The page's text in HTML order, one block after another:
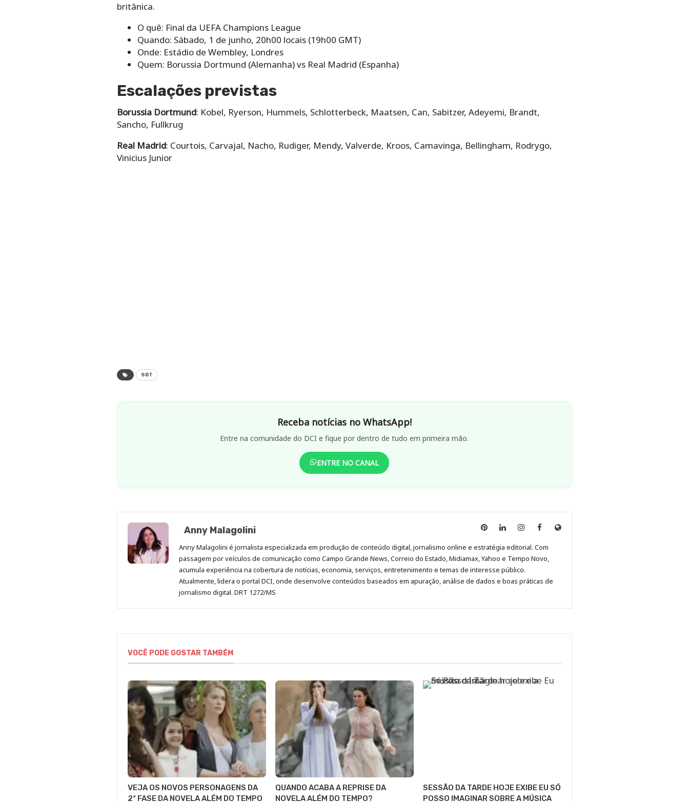
britânica.
O quê: Final da UEFA Champions League
Quando: Sábado, 1 de junho, 20h00 locais (19h00 GMT)
Onde: Estádio de Wembley, Londres
Quem: Borussia Dortmund (Alemanha) vs Real Madrid (Espanha)
Escalações previstas
Borussia Dortmund: Kobel, Ryerson, Hummels, Schlotterbeck, Maatsen, Can, Sabitzer, Adeyemi, Brandt,
Sancho, Fullkrug
Real Madrid: Courtois, Carvajal, Nacho, Rudiger, Mendy, Valverde, Kroos, Camavinga, Bellingham, Rodrygo,
Vinicius Junior
SBT
Receba notícias no WhatsApp!
Entre na comunidade do DCI e fique por dentro de tudo em primeira mão.
ENTRE NO CANAL
Anny Malagolini
Anny
no
Pinterest
Anny
no
LinkedIn
Anny
no
Instagram
Anny
no
Facebook
Site
Anny Malagolini é jornalista especializada em produção de conteúdo digital, jornalismo online e estratégia editorial. Com
passagem por veículos de comunicação como Campo Grande News, Correio do Estado, Midiamax, Yahoo e Tempo Novo,
acumula experiência na cobertura de notícias, economia, serviços, entretenimento e temas de interesse público.
Atualmente, lidera o portal DCI, onde desenvolve conteúdos baseados em apuração, análise de dados e boas práticas de
jornalismo digital. DRT 1272/MS
VOCÊ PODE GOSTAR TAMBÉM
VEJA OS NOVOS PERSONAGENS DA
2ª FASE DA NOVELA ALÉM DO TEMPO
QUANDO ACABA A REPRISE DA
NOVELA ALÉM DO TEMPO?
SESSÃO DA TARDE HOJE EXIBE EU SÓ
POSSO IMAGINAR SOBRE A MÚSICA